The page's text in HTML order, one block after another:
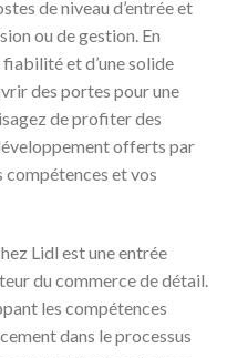
de niveau d’entrée et
ou de gestion. En
et d’une solide
des portes pour une
de profiter des
offerts par
et vos
Lidl est une entrée
du commerce de détail.
les compétences
dans le processus